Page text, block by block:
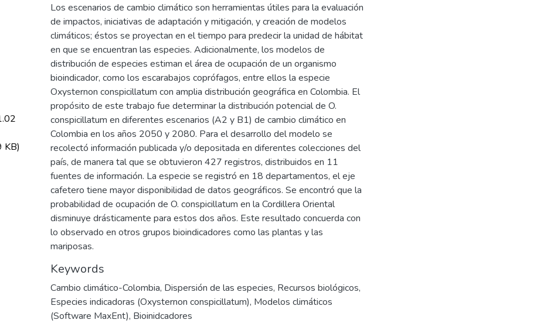
Los escenarios de cambio climático son herramientas útiles para la evaluación
de impactos, iniciativas de adaptación y mitigación, y creación de modelos
climáticos; éstos se proyectan en el tiempo para predecir la unidad de hábitat
en que se encuentran las especies. Adicionalmente, los modelos de
distribución de especies estiman el área de ocupación de un organismo
bioindicador, como los escarabajos coprófagos, entre ellos la especie
Oxysternon conspicillatum con amplia distribución geográfica en Colombia. El
propósito de este trabajo fue determinar la distribución potencial de O.
conspicillatum en diferentes escenarios (A2 y B1) de cambio climático en
Colombia en los años 2050 y 2080. Para el desarrollo del modelo se
recolectó información publicada y/o depositada en diferentes colecciones del
país, de manera tal que se obtuvieron 427 registros, distribuidos en 11
fuentes de información. La especie se registró en 18 departamentos, el eje
cafetero tiene mayor disponibilidad de datos geográficos. Se encontró que la
probabilidad de ocupación de O. conspicillatum en la Cordillera Oriental
disminuye drásticamente para estos dos años. Este resultado concuerda con
lo observado en otros grupos bioindicadores como las plantas y las
mariposas.
Keywords
Cambio climático-Colombia, Dispersión de las especies, Recursos biológicos,
Especies indicadoras (Oxysternon conspicillatum), Modelos climáticos
(Software MaxEnt), Bioinidcadores